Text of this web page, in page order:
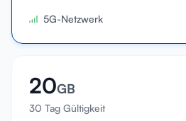
5G-Netzwerk
20GB
30 Tag Gültigkeit